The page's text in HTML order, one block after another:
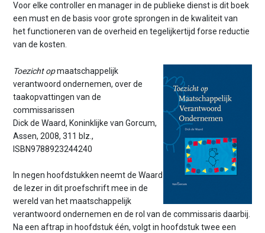
Voor elke controller en manager in de publieke dienst is dit boek
een must en de basis voor grote sprongen in de kwaliteit van
het functioneren van de overheid en tegelijkertijd forse reductie
van de kosten.
Toezicht opmaatschappelijk
verantwoord ondernemen, over de
taakopvattingen van de
commissarissen
Dick de Waard, Koninklijke van Gorcum,
Assen, 2008, 311 blz.,
ISBN9788923244240
In negen hoofdstukken neemt de Waard
de lezer in dit proefschrift mee in de
wereld van het maatschappelijk
verantwoord ondernemen en de rol van de commissaris daarbij.
Na een aftrap in hoofdstuk één, volgt in hoofdstuk twee een